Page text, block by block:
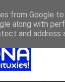
from Google
along with
and address